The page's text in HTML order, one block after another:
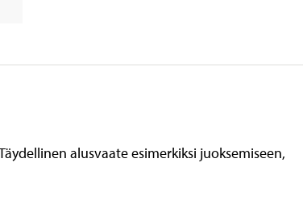
alusvaate esimerkiksi juoksemiseen,